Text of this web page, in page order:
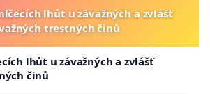
lhůt u závažných a zvlášť
trestných činů
lhůt u závažných a zvlášť
činů